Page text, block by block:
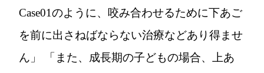
Case01のように、咬み合わせるために下あご
を前に出さねばならない治療などあり得ませ
ん」 「また、成長期の子どもの場合、上あ